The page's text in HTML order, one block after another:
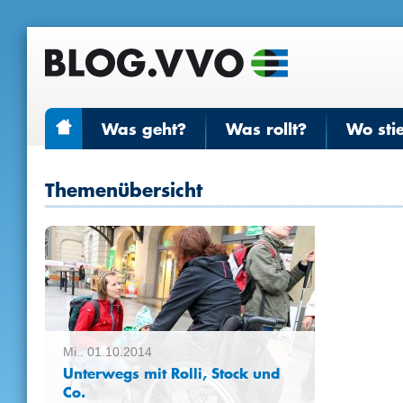
Was geht? Was rollt? Wo
Themenübersicht
Mi.. 01.10.2014
Unterwegs mit Rolli, Stock und
Co.